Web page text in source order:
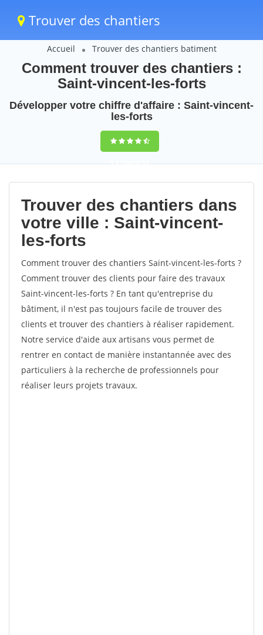
Trouver des chantiers
Accueil Trouver des chantiers batiment
Comment trouver des chantiers :
Saint-vincent-les-forts
Développer votre chiffre d'affaire : Saint-vincent-
les-forts
9,5(100%)53
votes
Trouver des chantiers dans
votre ville : Saint-vincent-
les-forts
Comment trouver des chantiers Saint-vincent-les-forts ?
Comment trouver des clients pour faire des travaux
Saint-vincent-les-forts ? En tant qu'entreprise du
bâtiment, il n'est pas toujours facile de trouver des
clients et trouver des chantiers à réaliser rapidement.
Notre service d'aide aux artisans vous permet de
rentrer en contact de manière instantannée avec des
particuliers à la recherche de professionnels pour
réaliser leurs projets travaux.